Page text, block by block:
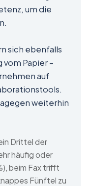
um die
sich ebenfalls
Papier –
auf
weiterhin
Drittel der
häufig oder
beim Fax trifft
Fünftel zu